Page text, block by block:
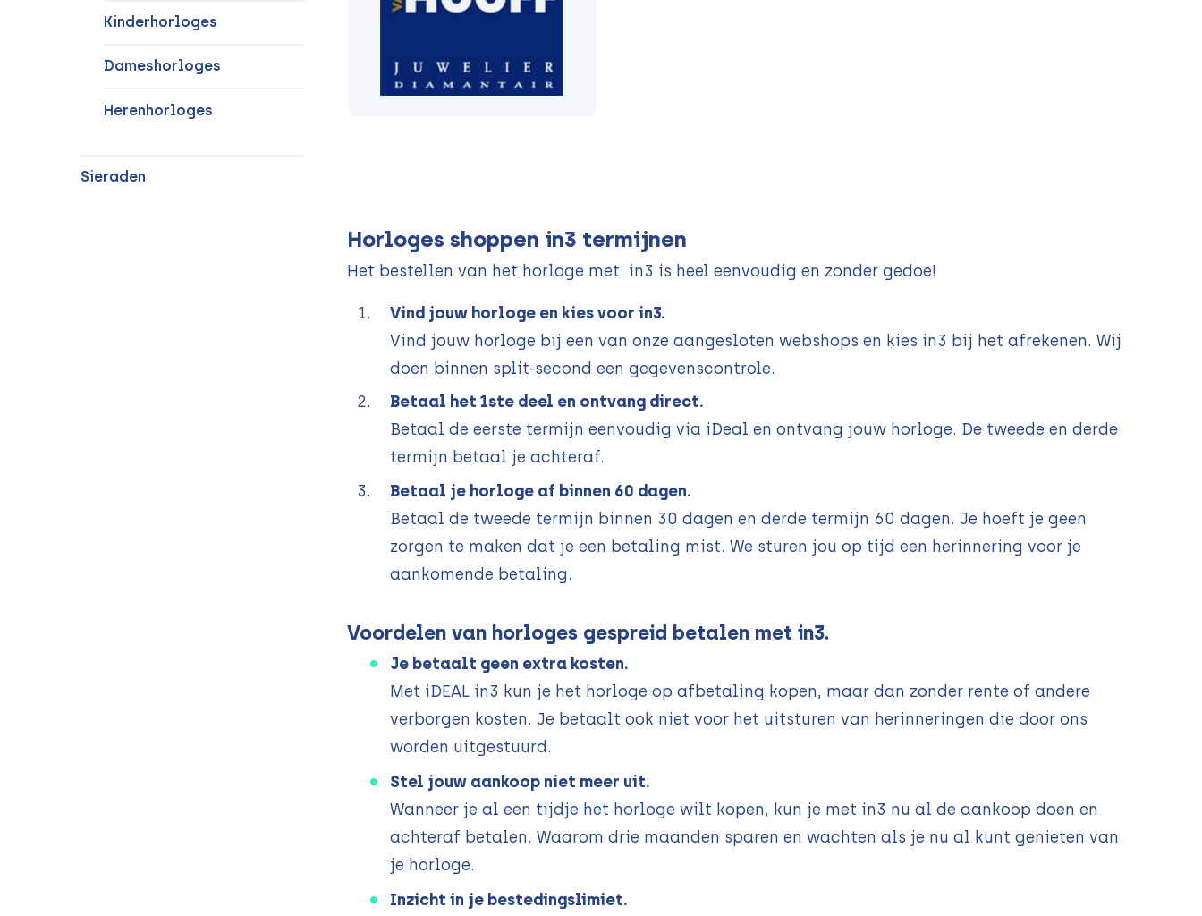
Kinderhorloges
Dameshorloges
Herenhorloges
Sieraden
Horloges shoppen in3 termijnen
Het bestellen van het horloge met in3 is heel eenvoudig en zonder gedoe!
Vind jouw horloge en kies voor in3.
Vind jouw horloge bij een van onze aangesloten webshops en kies in3 bij het afrekenen. Wij
doen binnen split-second een gegevenscontrole.
Betaal het 1ste deel en ontvang direct.
Betaal de eerste termijn eenvoudig via iDeal en ontvang jouw horloge. De tweede en derde
termijn betaal je achteraf.
Betaal je horloge af binnen 60 dagen.
Betaal de tweede termijn binnen 30 dagen en derde termijn 60 dagen. Je hoeft je geen
zorgen te maken dat je een betaling mist. We sturen jou op tijd een herinnering voor je
aankomende betaling.
Voordelen van horloges gespreid betalen met in3.
Je betaalt geen extra kosten.
Met iDEAL in3 kun je het horloge op afbetaling kopen, maar dan zonder rente of andere
verborgen kosten. Je betaalt ook niet voor het uitsturen van herinneringen die door ons
worden uitgestuurd.
Stel jouw aankoop niet meer uit.
Wanneer je al een tijdje het horloge wilt kopen, kun je met in3 nu al de aankoop doen en
achteraf betalen. Waarom drie maanden sparen en wachten als je nu al kunt genieten van
je horloge.
Inzicht in je bestedingslimiet.